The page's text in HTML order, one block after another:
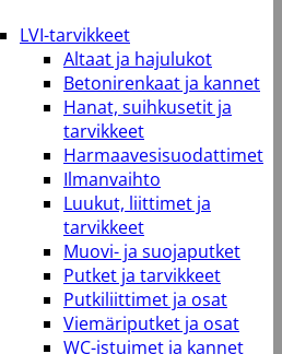
LVI-tarvikkeet
Altaat ja hajulukot
Betonirenkaat ja kannet
Hanat, suihkusetit ja
tarvikkeet
Harmaavesisuodattimet
Ilmanvaihto
Luukut, liittimet ja
tarvikkeet
Muovi- ja suojaputket
Putket ja tarvikkeet
Putkiliittimet ja osat
Viemäriputket ja osat
WC-istuimet ja kannet